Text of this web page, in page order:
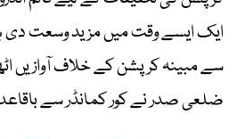
ایک ایسے وقت میں مزید وسعت دی
سے مبینہ کرپشن کے خلاف آوازیں
ضلعی صدر نے کور کمانڈر سے